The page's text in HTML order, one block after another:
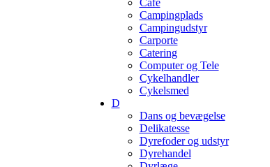
Café
Campingplads
Campingudstyr
Carporte
Catering
Computer og Tele
Cykelhandler
Cykelsmed
D
Dans og bevægelse
Delikatesse
Dyrefoder og udstyr
Dyrehandel